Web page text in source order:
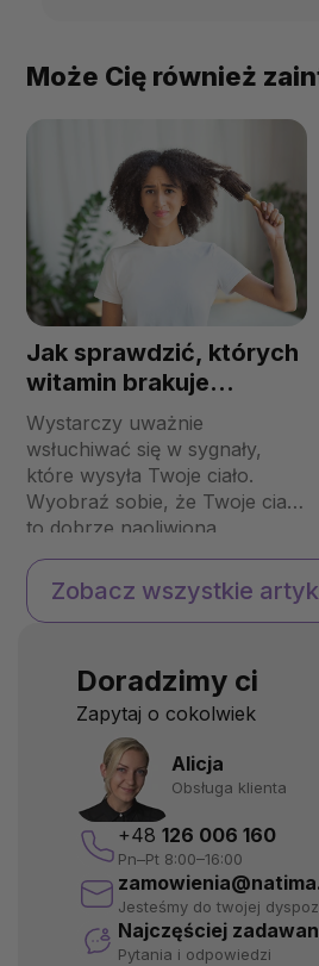
Może Cię również
Jak sprawdzić, których
witamin brakuje
Twojemu organizmowi?
Wystarczy uważnie
wsłuchiwać się w sygnały,
które wysyła Twoje ciało.
Wyobraź sobie, że Twoje ciało
to dobrze naoliwiona
maszyna. Aby wszystko
działało, jak należy, potrzebuje
odpowiednich części – a
zaczyna wysyłać sygnały SOS.
W dzisiejszym artykule
przyjrzymy się, jak rozpoznać,
których witam...
Zobacz wszystkie
Doradzimy ci
Zapytaj o cokolwiek
Alicja
Obsługa klienta
+48 126 006 160
Pn–Pt 8:00–16:00
Jesteśmy do twojej
Najczęściej
Pytania i odpowiedzi